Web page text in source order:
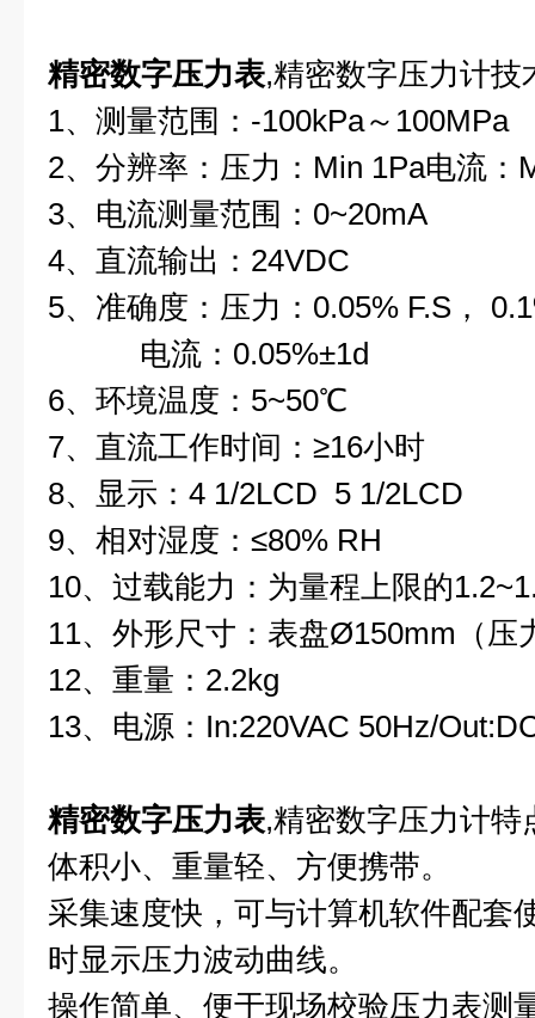
精密数字压力表,精密数字压力计技
1、测量范围：-100kPa～100MPa
2、分辨率：压力：Min 1Pa电流：
3、电流测量范围：0~20mA
4、直流输出：24VDC
5、准确度：压力：0.05% F.S，
电流：0.05%±1d
6、环境温度：5~50℃
7、直流工作时间：≥16小时
8、显示：4 1/2LCD 5 1/2LCD
9、相对湿度：≤80% RH
10、过载能力：为量程上限的
11、外形尺寸：表盘Ø150mm（压
12、重量：2.2kg
13、电源：In:220VAC 50Hz/
精密数字压力表,精密数字压力计特
体积小、重量轻、方便携带。
采集速度快，可与计算机软件配套
时显示压力波动曲线。
操作简单、便于现场校验压力表测